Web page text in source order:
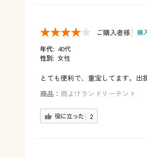
ご購入者様 購
年代: 40代
性別: 女性
とても便利で、重宝してます。出
商品： 雨よけランドリーテント
役に立った 2